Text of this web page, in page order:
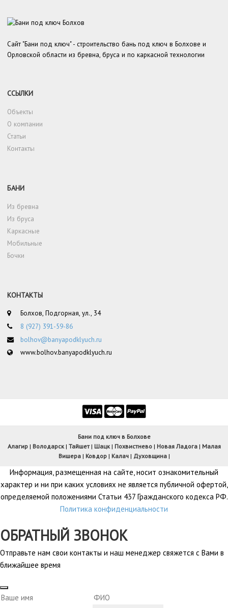
Сайт "Бани под ключ" - строительство бань под ключ в Болхове и
Орловской области из бревна, бруса и по каркасной технологии
ССЫЛКИ
Объекты
О компании
Статьи
Контакты
БАНИ
Из бревна
Из бруса
Каркасные
Мобильные
Бочки
КОНТАКТЫ
Болхов, Подгорная, ул., 34
8 (927) 391-59-86
bolhov@banyapodklyuch.ru
www.bolhov.banyapodklyuch.ru
Бани под ключ в Болхове
Алагир| Володарск| Тайшет| Шацк| Похвистнево| Новая Ладога| Малая
Вишера| Ковдор| Калач| Духовщина|
Информация, размещенная на сайте, носит ознакомительный
характер и ни при каких условиях не является публичной офертой,
определяемой положениями Статьи 437 Гражданского кодекса РФ.
Политика конфиденциальности
ОБРАТНЫЙ ЗВОНОК
Отправьте нам свои контакты и наш менеджер свяжется с Вами в
ближайшее время